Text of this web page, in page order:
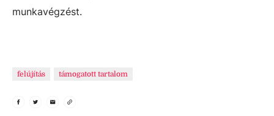
munkavégzést.
felújítás támogatott tartalom